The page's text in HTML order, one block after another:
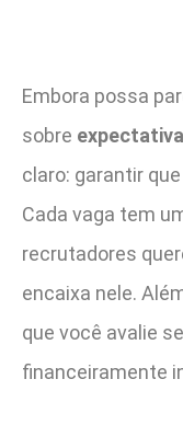
Embora possa
sobre
claro: garantir
Cada vaga tem
recrutadores
encaixa nele.
que você avalie
financeiramente